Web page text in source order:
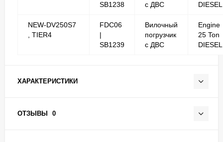
SB1238
с ДВС
DIESEL
NEW-DV250S7
, TIER4
FDC06
|
SB1239
Вилочный
погрузчик
с ДВС
Engine
25 Ton
DIESEL
ХАРАКТЕРИСТИКИ
ОТЗЫВЫ 0